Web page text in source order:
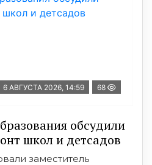
6 АВГУСТА 2026, 14:59 68
обсудили
школ и детсадов
заместитель